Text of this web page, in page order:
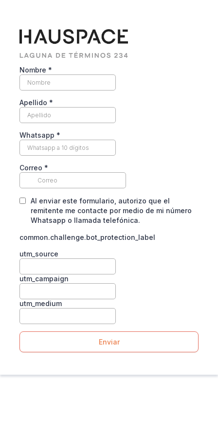
Nombre *
Apellido *
Whatsapp *
Correo *
Al enviar este formulario, autorizo que el
remitente me contacte por medio de mi número
Whatsapp o llamada telefónica.
common.challenge.bot_protection_label
utm_source
utm_campaign
utm_medium
Enviar